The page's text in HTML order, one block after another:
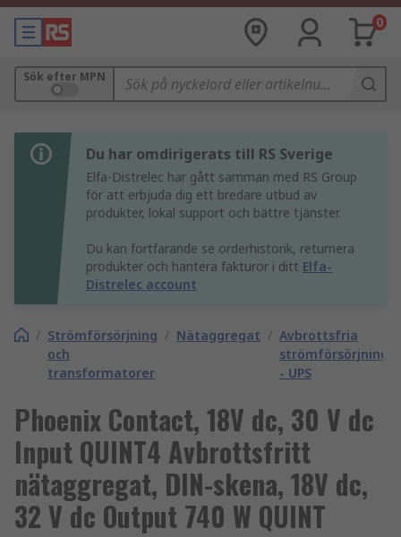
0
Sök efter MPN
Du har omdirigerats till RS Sverige
Elfa-Distrelec har gått samman med RS Group
för att erbjuda dig ett bredare utbud av
produkter, lokal support och bättre tjänster.
Du kan fortfarande se orderhistorik, returnera
produkter och hantera fakturor i ditt Elfa-
Distrelec account
/ Strömförsörjning
och
transformatorer
/ Nätaggregat / Avbrottsfria
strömförsörjningar
- UPS
Phoenix Contact, 18V dc, 30 V dc
Input QUINT4 Avbrottsfritt
nätaggregat, DIN-skena, 18V dc,
32 V dc Output 740 W QUINT